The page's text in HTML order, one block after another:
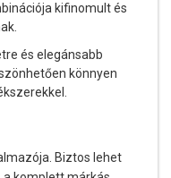
kifinomult és
és elegánsabb
könnyen
Biztos lehet